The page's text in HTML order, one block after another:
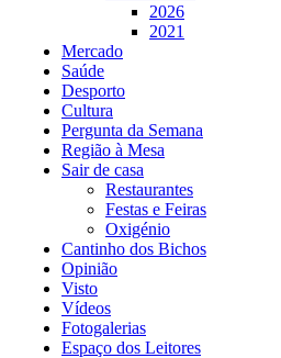
2026
2021
Mercado
Saúde
Desporto
Cultura
Pergunta da Semana
Região à Mesa
Sair de casa
Restaurantes
Festas e Feiras
Oxigénio
Cantinho dos Bichos
Opinião
Visto
Vídeos
Fotogalerias
Espaço dos Leitores